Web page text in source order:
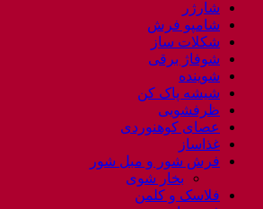
شارژر
شامپو فرش
شکلات ساز
شوفاژ برقی
شوینده
شیشه پاک کن
ظرفشویی
عصای کوهنوردی
غذاساز
فرش شور و مبل شور
بخار شوی
فلاسک و کلمن